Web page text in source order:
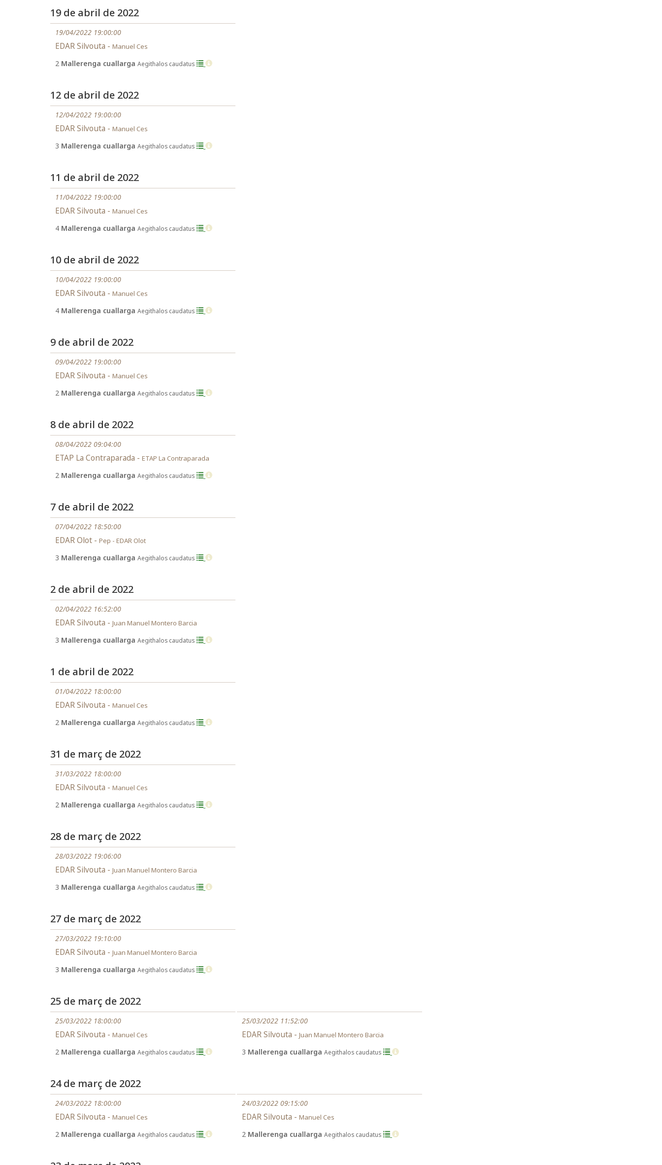
19 de abril de 2022
19/04/2022 19:00:00
EDAR Silvouta - Manuel Ces
2 Mallerenga cuallarga Aegithalos caudatus
12 de abril de 2022
12/04/2022 19:00:00
EDAR Silvouta - Manuel Ces
3 Mallerenga cuallarga Aegithalos caudatus
11 de abril de 2022
11/04/2022 19:00:00
EDAR Silvouta - Manuel Ces
4 Mallerenga cuallarga Aegithalos caudatus
10 de abril de 2022
10/04/2022 19:00:00
EDAR Silvouta - Manuel Ces
4 Mallerenga cuallarga Aegithalos caudatus
9 de abril de 2022
09/04/2022 19:00:00
EDAR Silvouta - Manuel Ces
2 Mallerenga cuallarga Aegithalos caudatus
8 de abril de 2022
08/04/2022 09:04:00
ETAP La Contraparada - ETAP La Contraparada
2 Mallerenga cuallarga Aegithalos caudatus
7 de abril de 2022
07/04/2022 18:50:00
EDAR Olot - Pep - EDAR Olot
3 Mallerenga cuallarga Aegithalos caudatus
2 de abril de 2022
02/04/2022 16:52:00
EDAR Silvouta - Juan Manuel Montero Barcia
3 Mallerenga cuallarga Aegithalos caudatus
1 de abril de 2022
01/04/2022 18:00:00
EDAR Silvouta - Manuel Ces
2 Mallerenga cuallarga Aegithalos caudatus
31 de març de 2022
31/03/2022 18:00:00
EDAR Silvouta - Manuel Ces
2 Mallerenga cuallarga Aegithalos caudatus
28 de març de 2022
28/03/2022 19:06:00
EDAR Silvouta - Juan Manuel Montero Barcia
3 Mallerenga cuallarga Aegithalos caudatus
27 de març de 2022
27/03/2022 19:10:00
EDAR Silvouta - Juan Manuel Montero Barcia
3 Mallerenga cuallarga Aegithalos caudatus
25 de març de 2022
25/03/2022 18:00:00
EDAR Silvouta - Manuel Ces
2 Mallerenga cuallarga Aegithalos caudatus
25/03/2022 11:52:00
EDAR Silvouta - Juan Manuel Montero Barcia
3 Mallerenga cuallarga Aegithalos caudatus
24 de març de 2022
24/03/2022 18:00:00
EDAR Silvouta - Manuel Ces
2 Mallerenga cuallarga Aegithalos caudatus
24/03/2022 09:15:00
EDAR Silvouta - Manuel Ces
2 Mallerenga cuallarga Aegithalos caudatus